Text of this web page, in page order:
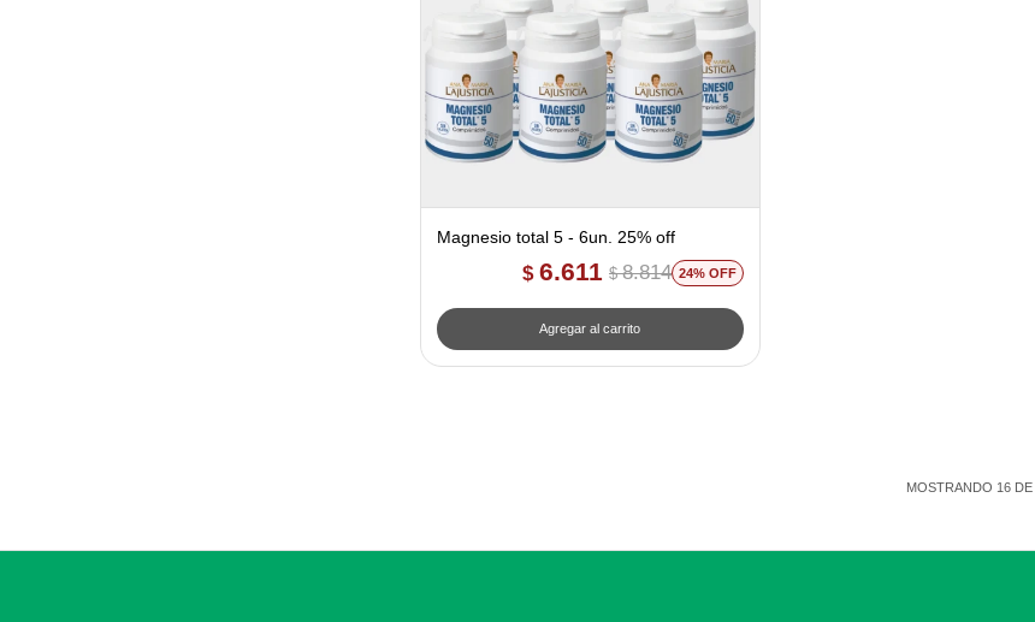
Magnesio total 5 - 6un. 25% off
$ 6.611 $ 8.814 24
MOSTRANDO 16DE